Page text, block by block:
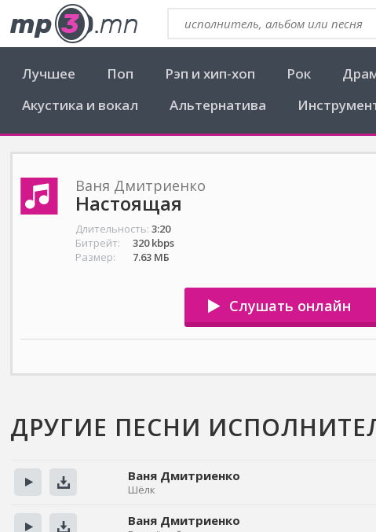
Лучшее Поп Рэп и хип-хоп Рок
Акустика и вокал
Альтернатива
Ваня Дмитриенко
Настоящая
Длительность: 3:20
Битрейт:
320 kbps
Размер:
7.63 МБ
Слушать онлайн
ДРУГИЕ ПЕСНИ
Ваня Дмитриенко
Шёлк
Ваня Дмитриенко